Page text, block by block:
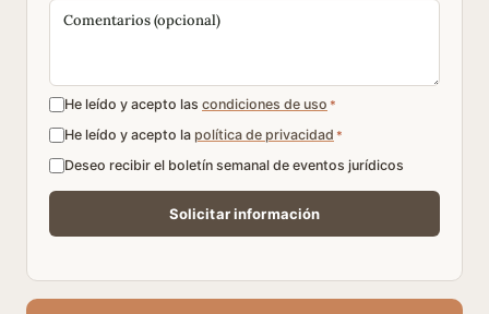
He leído y acepto las condiciones de uso *
He leído y acepto la política de privacidad *
Deseo recibir el boletín semanal de eventos jurídicos